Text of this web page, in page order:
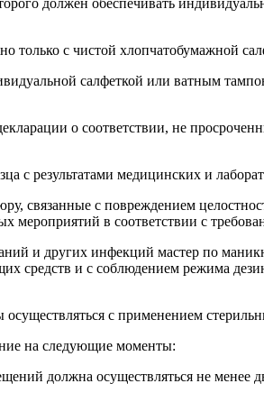
только с чистой хлопчатобумажной
салфеткой или ватным
о соответствии, не
с результатами медицинских и
связанные с повреждением
мероприятий в соответствии с
и других инфекций мастер по
средств и с соблюдением режима
с применением
на следующие моменты:
должна осуществляться не